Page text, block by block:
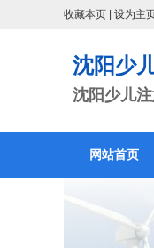
收藏本页 设为主
沈阳少
沈阳少儿
网站首页